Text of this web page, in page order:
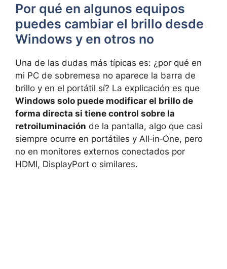
Por qué en algunos equipos
puedes cambiar el brillo desde
Windows y en otros no
Una de las dudas más típicas es: ¿por qué en
mi PC de sobremesa no aparece la barra de
brillo y en el portátil sí? La explicación es que
Windows solo puede modificar el brillo de
forma directa si tiene control sobre la
retroiluminación de la pantalla, algo que casi
siempre ocurre en portátiles y All‑in‑One, pero
no en monitores externos conectados por
HDMI, DisplayPort o similares.